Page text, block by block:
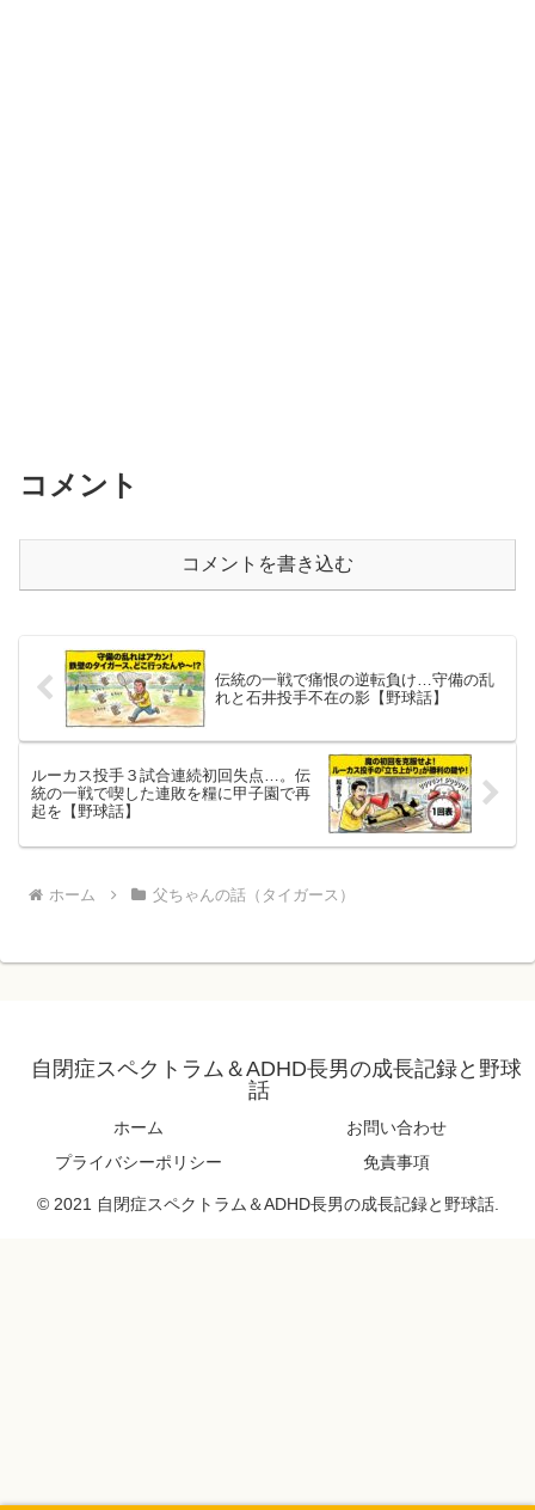
コメント
コメントを書き込む
伝統の一戦で痛恨の逆転負け…守備の乱
れと石井投手不在の影【野球話】
ルーカス投手３試合連続初回失点…。伝
統の一戦で喫した連敗を糧に甲子園で再
起を【野球話】
ホーム 父ちゃんの話（タイガース）
自閉症スペクトラム＆ADHD長男の成長記録と野球
話
ホーム
お問い合わせ
プライバシーポリシー
免責事項
© 2021 自閉症スペクトラム＆ADHD長男の成長記録と野球話.